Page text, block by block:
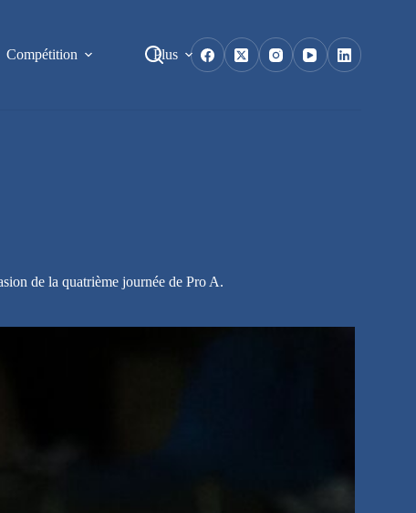
Compétition Plus
de la quatrième journée de Pro A.